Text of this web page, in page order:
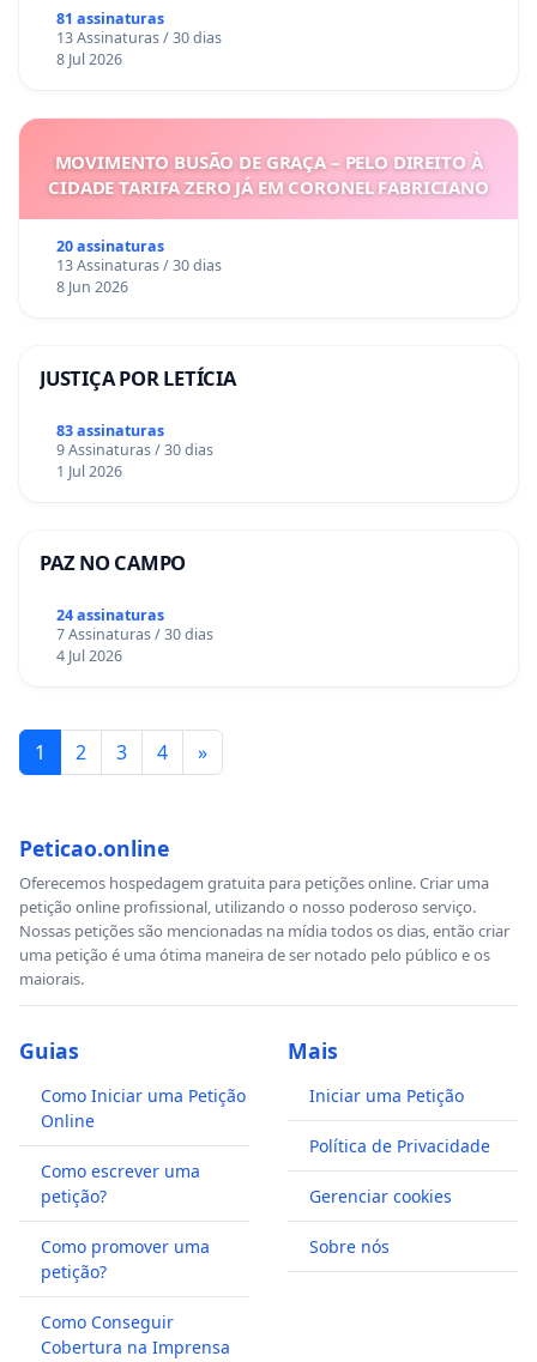
81 assinaturas
13 Assinaturas / 30 dias
8 Jul 2026
MOVIMENTO BUSÃO DE GRAÇA – PELO DIREITO À
CIDADE TARIFA ZERO JÁ EM CORONEL FABRICIANO
20 assinaturas
13 Assinaturas / 30 dias
8 Jun 2026
JUSTIÇA POR LETÍCIA
83 assinaturas
9 Assinaturas / 30 dias
1 Jul 2026
PAZ NO CAMPO
24 assinaturas
7 Assinaturas / 30 dias
4 Jul 2026
1 2 3 4 »
Peticao.online
Oferecemos hospedagem gratuita para petições online. Criar uma
petição online profissional, utilizando o nosso poderoso serviço.
Nossas petições são mencionadas na mídia todos os dias, então criar
uma petição é uma ótima maneira de ser notado pelo público e os
maiorais.
Guias
Como Iniciar uma Petição
Online
Como escrever uma
petição?
Como promover uma
petição?
Como Conseguir
Cobertura na Imprensa
Mais
Iniciar uma Petição
Política de Privacidade
Gerenciar cookies
Sobre nós